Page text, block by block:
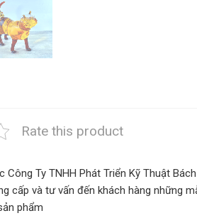
Rate this product
Công Ty TNHH Phát Triển Kỹ Thuật
cấp và tư vấn đến khách hàng những
phẩm